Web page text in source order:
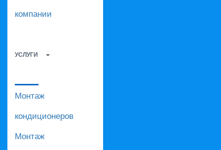
компании
УСЛУГИ
Монтаж
кондиционеров
Монтаж